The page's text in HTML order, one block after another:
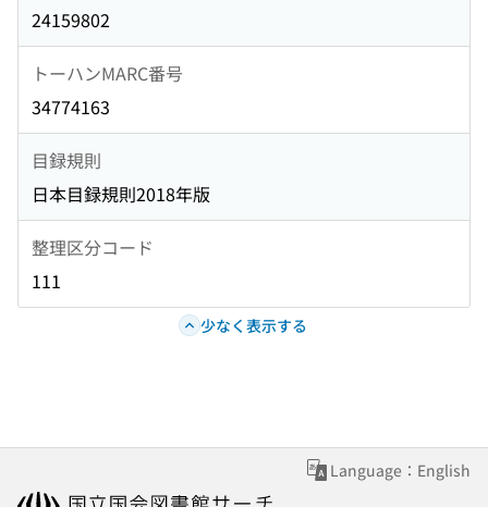
24159802
トーハンMARC番号
34774163
目録規則
日本目録規則2018年版
整理区分コード
111
少なく表示する
Language：English